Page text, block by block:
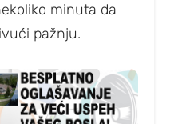
minuta da
pažnju.